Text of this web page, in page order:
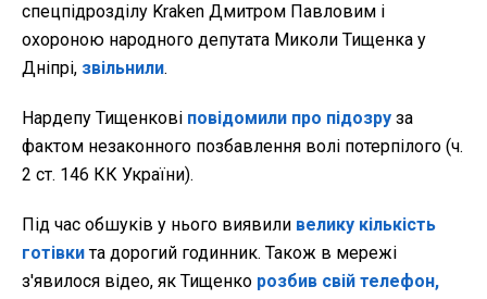
спецпідрозділу Kraken Дмитром Павловим і
охороною народного депутата Миколи Тищенка у
Дніпрі, звільнили.
Нардепу Тищенкові повідомили про підозру за
фактом незаконного позбавлення волі потерпілого (ч.
2 ст. 146 КК України).
Під час обшуків у нього виявили велику кількість
готівкита дорогий годинник. Також в мережі
з'явилося відео, як Тищенко розбив свій телефон,